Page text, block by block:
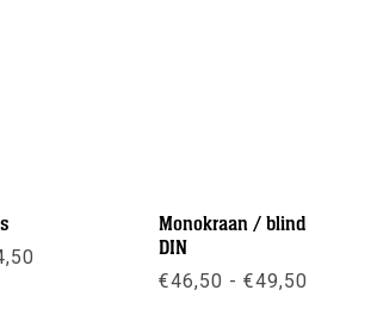
Monokraan / blind
DIN
€46,50 - €49,50